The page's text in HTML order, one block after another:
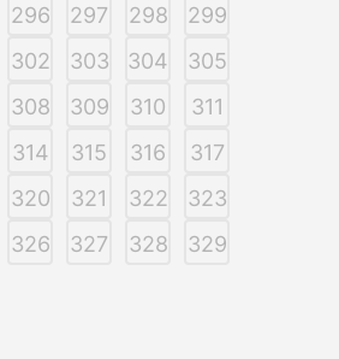
296 297 298
299
302 303 304
305
308 309 310
311
314 315 316
317
320 321 322
323
326 327 328
329